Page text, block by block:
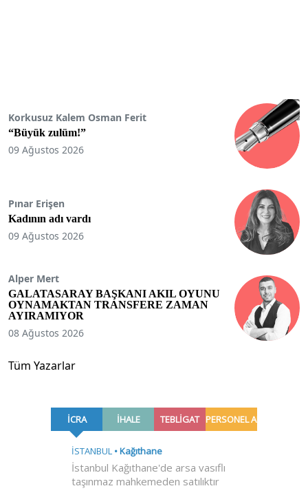
Korkusuz Kalem Osman Ferit
“Büyük zulüm!”
09 Ağustos 2026
Pınar Erişen
Kadının adı vardı
09 Ağustos 2026
Alper Mert
GALATASARAY BAŞKANI AKIL OYUNU
OYNAMAKTAN TRANSFERE ZAMAN
AYIRAMIYOR
08 Ağustos 2026
Tüm Yazarlar